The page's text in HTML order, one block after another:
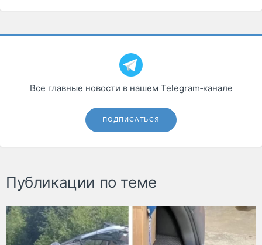
Все главные новости в нашем Telegram‑канале
ПОДПИСАТЬСЯ
Публикации по теме